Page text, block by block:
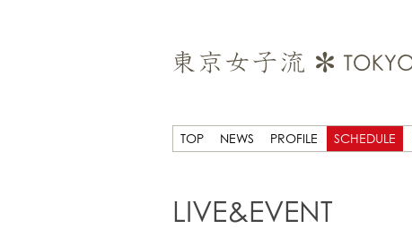
TOP NEWS PROFILE SCHEDULE
LIVE&EVENT